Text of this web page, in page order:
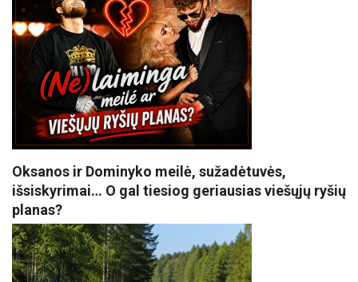
Oksanos ir Dominyko meilė, sužadėtuvės,
išsiskyrimai… O gal tiesiog geriausias viešųjų ryšių
planas?